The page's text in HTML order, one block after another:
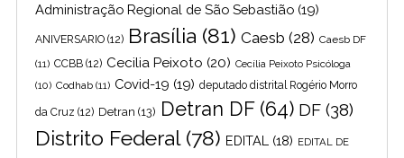
Administração Regional de São Sebastião (19)
ANIVERSARIO (12) Brasília (81) Caesb (28) Caesb DF
(11) CCBB (12) Cecilia Peixoto (20) Cecília Peixoto Psicóloga
(10) Codhab (11) Covid-19 (19) deputado distrital Rogério Morro
da Cruz (12) Detran (13) Detran DF(64) DF (38)
Distrito Federal(78) EDITAL (18) EDITAL DE